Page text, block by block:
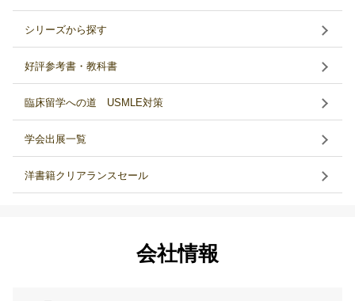
シリーズから探す
好評参考書・教科書
臨床留学への道 USMLE対策
学会出展一覧
洋書籍クリアランスセール
会社情報